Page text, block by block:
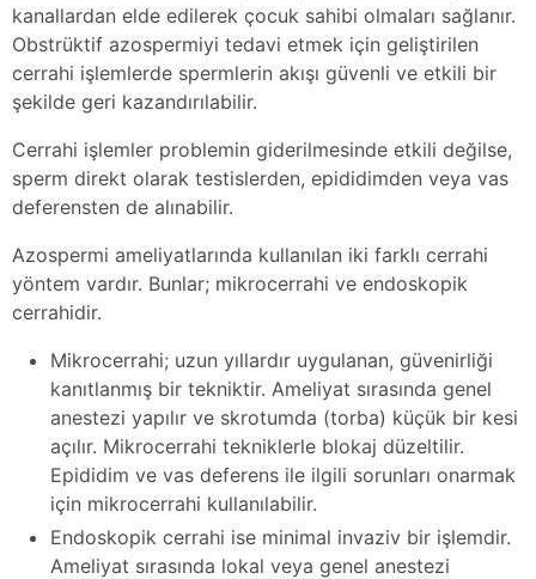
kanallardan elde edilerek çocuk sahibi olmaları sağlanır.
Obstrüktif azospermiyi tedavi etmek için geliştirilen
cerrahi işlemlerde spermlerin akışı güvenli ve etkili bir
şekilde geri kazandırılabilir.
Cerrahi işlemler problemin giderilmesinde etkili değilse,
sperm direkt olarak testislerden, epididimden veya vas
deferensten de alınabilir.
Azospermi ameliyatlarında kullanılan iki farklı cerrahi
yöntem vardır. Bunlar; mikrocerrahi ve endoskopik
cerrahidir.
Mikrocerrahi; uzun yıllardır uygulanan, güvenirliği
kanıtlanmış bir tekniktir. Ameliyat sırasında genel
anestezi yapılır ve skrotumda (torba) küçük bir kesi
açılır. Mikrocerrahi tekniklerle blokaj düzeltilir.
Epididim ve vas deferens ile ilgili sorunları onarmak
için mikrocerrahi kullanılabilir.
Endoskopik cerrahi ise minimal invaziv bir işlemdir.
Ameliyat sırasında lokal veya genel anestezi